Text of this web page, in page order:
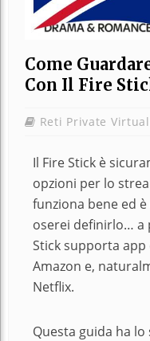
Come
Con Il Fire
Reti Private
Il Fire Stick è
opzioni per lo
funziona bene ed
oserei definirlo… a
Stick supporta
Amazon e,
Netflix.
Questa guida ha